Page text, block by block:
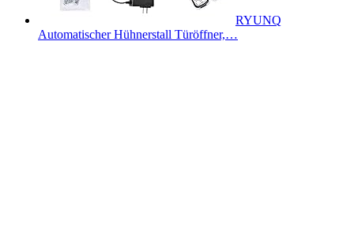
RYUNQ
Automatischer Hühnerstall Türöffner,…